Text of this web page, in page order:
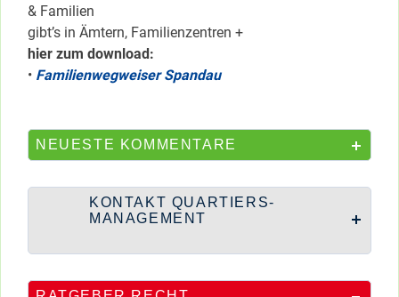
& Familien
gibt’s in Ämtern, Familienzentren +
hier zum download:
• Familienwegweiser Spandau
NEUESTE KOMMENTARE
KONTAKT QUARTIERS-
MANAGEMENT